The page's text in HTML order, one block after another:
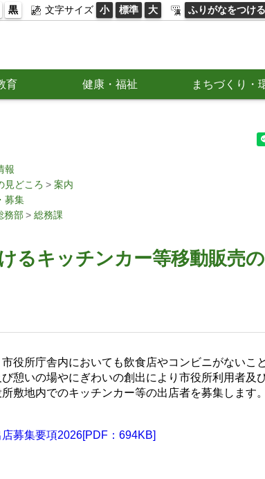
黒 文字サイズ 小 標準 大 ふりがなをつける
育 健康・福祉 まちづくり・
報
見どころ
案内
募集
務部 総務課
るキッチンカー等移動販売
役所庁舎内においても飲食店やコンビニがないこ
憩いの場やにぎわいの創出により市役所利用者及
敷地内でのキッチンカー等の出店者を募集します
募集要項2026[PDF：694KB]